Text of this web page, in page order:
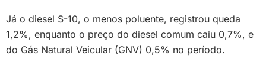
Já o diesel S-10, o menos poluente, registrou queda
1,2%, enquanto o preço do diesel comum caiu 0,7%, e
do Gás Natural Veicular (GNV) 0,5% no período.